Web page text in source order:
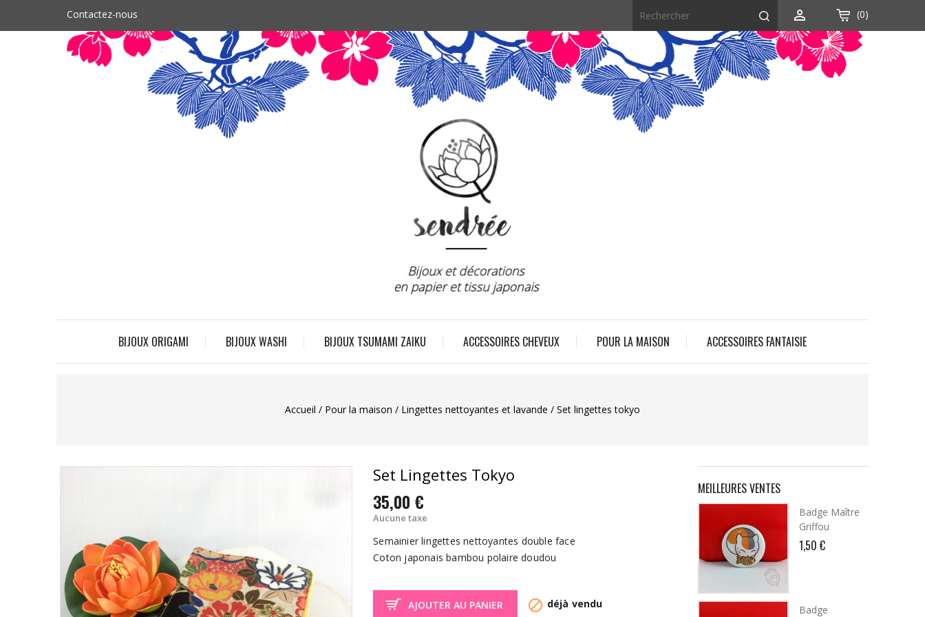
Contactez-nous  (0)
BIJOUX ORIGAMI BIJOUX WASHI BIJOUX TSUMAMI ZAIKU ACCESSOIRES CHEVEUX POUR LA MAISON ACCESSOIRES FANTAISIE
Accueil Pour la maison Lingettes nettoyantes et lavande Set lingettes tokyo
Set Lingettes Tokyo
35,00 €
Aucune taxe
Semainier lingettes nettoyantes double face
Coton japonais bambou polaire doudou
AJOUTER AU PANIER  déjà vendu
MEILLEURES VENTES
Badge Maître
Griffou
1,50 €
Badge